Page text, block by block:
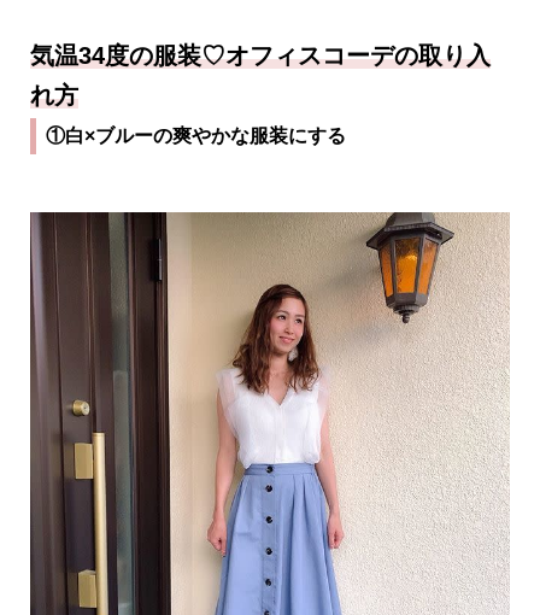
気温34度の服装♡オフィスコーデの取り入
れ方
①白×ブルーの爽やかな服装にする